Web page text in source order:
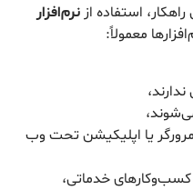
استفاده از نرم‌افزار
معمولاً:
یا اپلیکیشن تحت وب
خدماتی،